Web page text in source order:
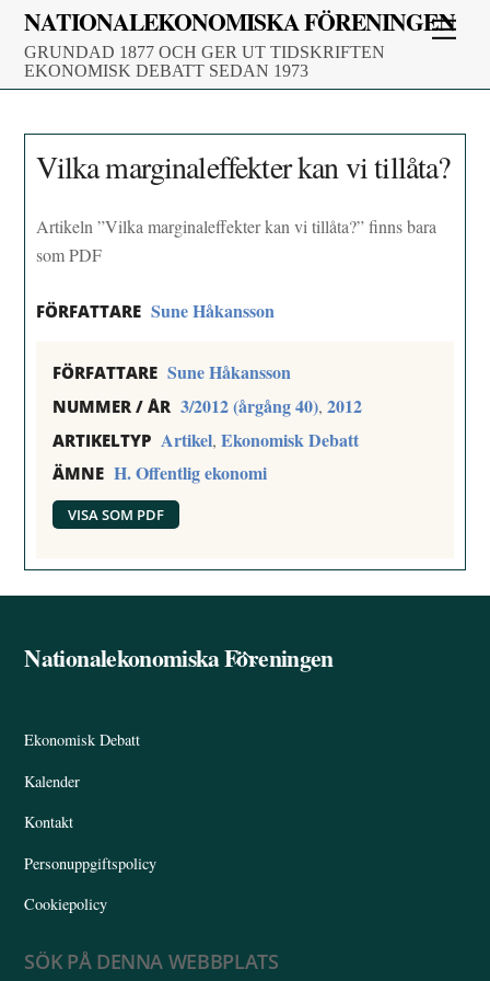
Skip
content
NATIONALEKONOMISKA FÖRENINGEN
GRUNDAD 1877 OCH GER UT TIDSKRIFTEN
EKONOMISK DEBATT SEDAN 1973
Vilka marginaleffekter kan vi tillåta?
Artikeln ”Vilka marginaleffekter kan vi tillåta?” finns bara
som PDF
FÖRFATTARE Sune Håkansson
FÖRFATTARE Sune Håkansson
NUMMER / ÅR 3/2012 (årgång 40),2012
ARTIKELTYP Artikel,Ekonomisk Debatt
ÄMNE H. Offentlig ekonomi
VISA SOM PDF
Back
Nationalekonomiska Föreningen
Ekonomisk Debatt
Kalender
Kontakt
Personuppgiftspolicy
Cookiepolicy
SÖK PÅ DENNA WEBBPLATS